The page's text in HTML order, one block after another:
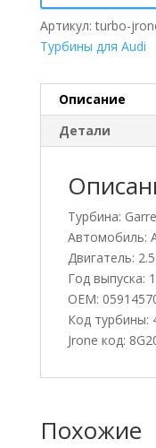
Артикул:turbo-
Турбины для Audi
Описание
Детали
Турбина:
Автомобиль:
Двигатель:
Год выпуска:
OEM:
Код турбины:
Jrone код:
Похожие